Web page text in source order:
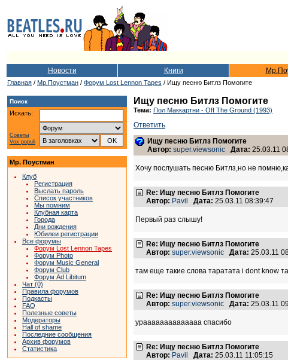
Новости Книги
Главная / Мр.Поустман / Форум Lost Lennon Tapes / Ищу песню Битлз Помогите
Поиск
Искать:
Советы
Vox populi
Мр. Поустман
Клуб
Регистрация
Выслать пароль
Список участников
Мы помним
Клубная карта
Города
Дни рождения
Юбилеи регистрации
Все форумы
Форум Lost Lennon Tapes
Форум Photo
Форум Music General
Форум Club
Форум Ad Libitum
Чат (0)
Правила форумов
Подкасты
FAQ
Полезные советы
Модераторы
Hall of shame
Последние сообщения
Архив форумов
Статистика
Ищу песню Битлз Помогите
Тема: Пол Маккартни - Off The Ground (1993)
Ответить
Ищу песню Битлз Помогите
Автор: super.viewsoniс Дата: 25.03.11
Хочу послушать песню Битлз,но не
Re: Ищу песню Битлз Помогите
Автор: Pavil Дата: 25.03.11 08:39:47
Первый раз слышу!
Re: Ищу песню Битлз Помогите
Автор: super.viewsoniс Дата: 25.03.11
там еще такие слова таратата i dont know
Re: Ищу песню Битлз Помогите
Автор: super.viewsoniс Дата: 25.03.11
ураааааааааааааа спасибо
Re: Ищу песню Битлз Помогите
Автор: Pavil Дата: 25.03.11 11:05:15